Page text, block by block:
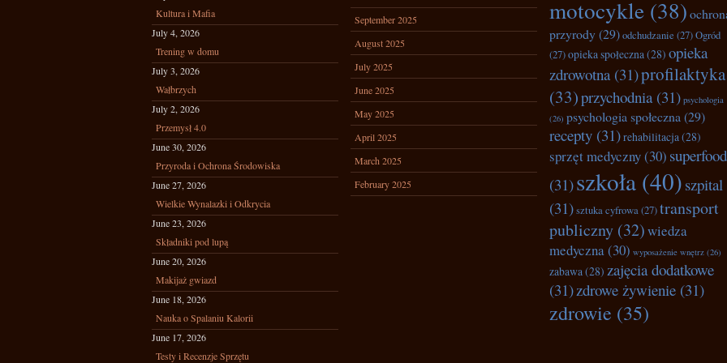
Kultura i Mafia
July 4, 2026
Trening w domu
July 3, 2026
Wałbrzych
July 2, 2026
Przemysł 4.0
June 30, 2026
Przyroda i Ochrona Środowiska
June 27, 2026
Wielkie Wynalazki i Odkrycia
June 23, 2026
Składniki pod lupą
June 20, 2026
Makijaż gwiazd
June 18, 2026
Nauka o Spalaniu Kalorii
June 17, 2026
Testy i Recenzje Sprzętu
September 2025
August 2025
July 2025
June 2025
May 2025
April 2025
March 2025
February 2025
motocykle (38)
przyrody(29)odchudzanie (27)Ogród
(27)opieka społeczna(28) opieka
zdrowotna(31)profilaktyka
(33)przychodnia(31) psychologia
(26) psychologia społeczna (29)
recepty (31)rehabilitacja(28)
sprzęt medyczny(30)
(31)szkoła (40) szpital
(31)sztuka cyfrowa(27)transport
publiczny (32)wiedza
medyczna(30) wyposażenie wnętrz (26)
zabawa(28) zajęcia dodatkowe
(31)zdrowe żywienie (31)
zdrowie (35)